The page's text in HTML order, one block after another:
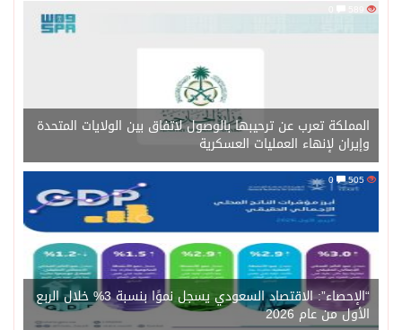
589
المملكة تعرب عن ترحيبها بالوصول لاتفاق بين الولايات المتحدة
وإيران لإنهاء العمليات العسكرية
505
“الإحصاء”: الاقتصاد السعودي يسجل نموًا بنسبة 3% خلال الربع
الأول من عام 2026